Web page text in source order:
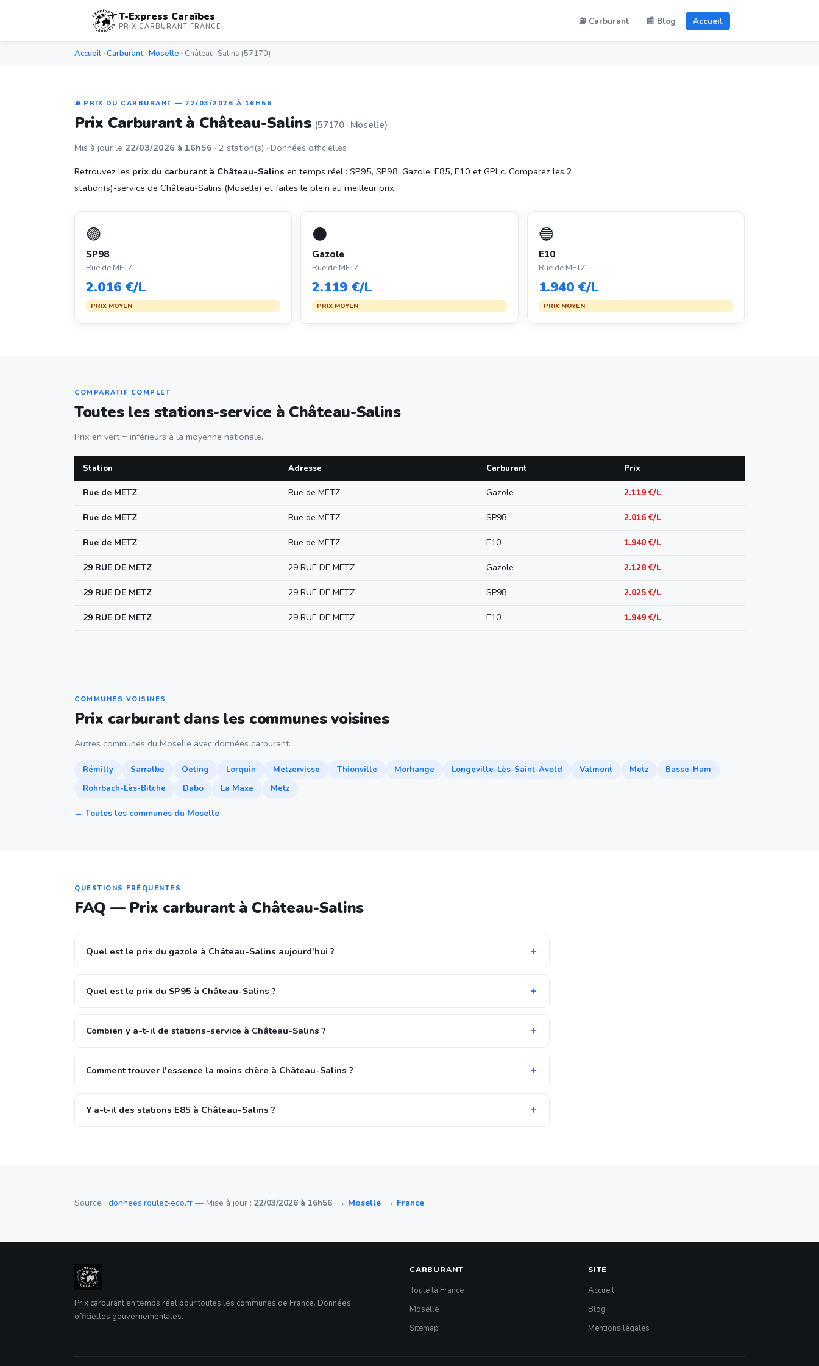
T-Express Caraïbes
PRIX CARBURANT FRANCE ⛽ Carburant 📰 Blog Accueil
Accueil ›Carburant›Moselle › Château-Salins (57170)
⛽ PRIX DU CARBURANT — 22/03/2026 À 16H56
Prix Carburant à Château-Salins (57170 · Moselle)
Mis à jour le 22/03/2026 à 16h56 · 2 station(s) · Données officielles
Retrouvez les prix du carburant à Château-Salins en temps réel : SP95, SP98, Gazole, E85, E10 et GPLc. Comparez les 2
station(s)-service de Château-Salins (Moselle) et faites le plein au meilleur prix.
🟣
SP98
Rue de METZ
2.016 €/L
PRIX MOYEN
⚫
Gazole
Rue de METZ
2.119 €/L
PRIX MOYEN
🔵
E10
Rue de METZ
1.940 €/L
PRIX MOYEN
COMPARATIF COMPLET
Toutes les stations-service à Château-Salins
Prix en vert = inférieurs à la moyenne nationale.
Station Adresse Carburant Prix
Rue de METZ Rue de METZ Gazole 2.119 €/L
Rue de METZ Rue de METZ SP98 2.016 €/L
Rue de METZ Rue de METZ E10 1.940 €/L
29 RUE DE METZ 29 RUE DE METZ Gazole 2.128 €/L
29 RUE DE METZ 29 RUE DE METZ SP98 2.025 €/L
29 RUE DE METZ 29 RUE DE METZ E10 1.949 €/L
COMMUNES VOISINES
Prix carburant dans les communes voisines
Autres communes du Moselle avec données carburant.
Rémilly Sarralbe Oeting Lorquin Metzervisse Thionville Morhange Longeville-Lès-Saint-Avold Valmont Metz
Basse-Ham
Rohrbach-Lès-Bitche
Dabo La Maxe Metz
→ Toutes les communes du Moselle
QUESTIONS FRÉQUENTES
FAQ — Prix carburant à Château-Salins
Quel est le prix du gazole à Château-Salins aujourd'hui ?
Quel est le prix du SP95 à Château-Salins ?
Combien y a-t-il de stations-service à Château-Salins ?
Comment trouver l'essence la moins chère à Château-Salins ?
Y a-t-il des stations E85 à Château-Salins ?
Source : donnees.roulez-eco.fr — Mise à jour : 22/03/2026 à 16h56 → Moselle → France
Prix carburant en temps réel pour toutes les communes de France. Données
officielles gouvernementales.
CARBURANT
Toute la France
Moselle
Sitemap
SITE
Accueil
Blog
Mentions légales